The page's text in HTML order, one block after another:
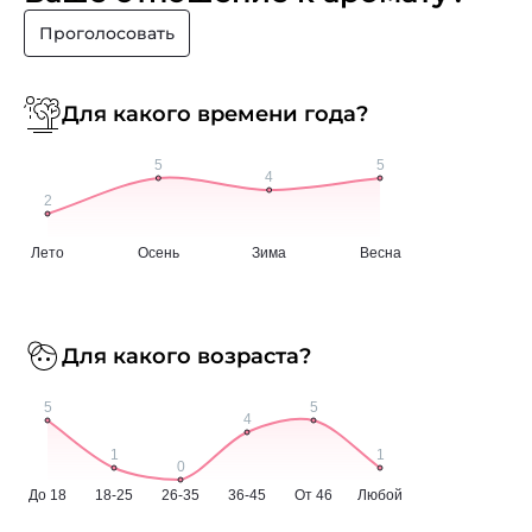
Проголосовать
Для какого времени года?
Для какого возраста?